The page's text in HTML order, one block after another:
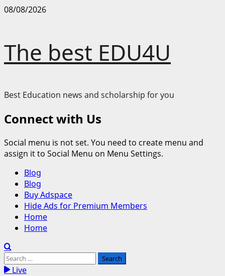
Skip
08/08/2026
The best EDU4U
Best Education news and scholarship for you
Connect with Us
Social menu is not set. You need to create menu and
assign it to Social Menu on Menu Settings.
Primary
Menu
Blog
Blog
Buy Adspace
Hide Ads for Premium Members
Home
Home
Search
for:Live